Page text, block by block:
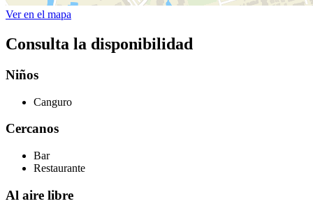
Ver en el mapa
Consulta la disponibilidad
Niños
Canguro
Cercanos
Bar
Restaurante
Al aire libre